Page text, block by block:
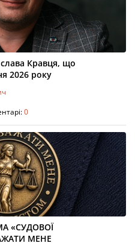
Кравця, що
2026 року
0
«СУДОВОЇ
МЕНЕ